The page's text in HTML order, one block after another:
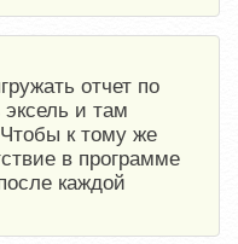
отчет по
и там
к тому же
в программе
каждой